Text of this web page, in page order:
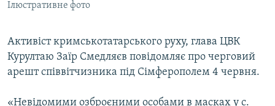
Ілюстративне фото
Активіст кримськотатарського руху, глава ЦВК
Курултаю Заїр Смедляєв повідомляє про черговий
арешт співвітчизника під Сімферополем 4 червня.
«Невідомими озброєними особами в масках у с.